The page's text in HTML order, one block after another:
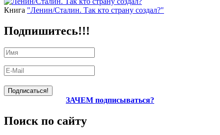
Книга "Ленин/Сталин. Так кто страну создал?"
Подпишитесь!!!
ЗАЧЕМ подписываться?
Поиск по сайту